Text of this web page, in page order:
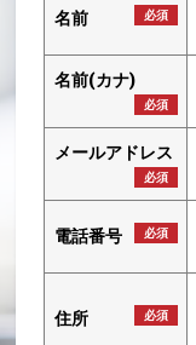
名前 必須
名前(カナ)
必須
メールアドレス
必須
電話番号 必須
住所 必須